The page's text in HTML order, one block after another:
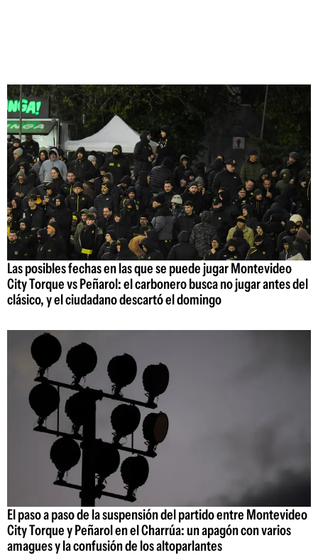
Las posibles fechas en las que se puede jugar Montevideo
City Torque vs Peñarol: el carbonero busca no jugar antes del
clásico, y el ciudadano descartó el domingo
El paso a paso de la suspensión del partido entre Montevideo
City Torque y Peñarol en el Charrúa: un apagón con varios
amagues y la confusión de los altoparlantes